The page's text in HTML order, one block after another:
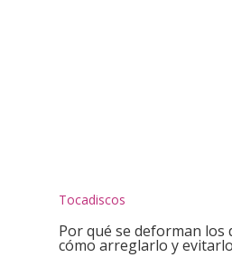
Tocadiscos
Por qué se deforman los
cómo arreglarlo y evitarlo